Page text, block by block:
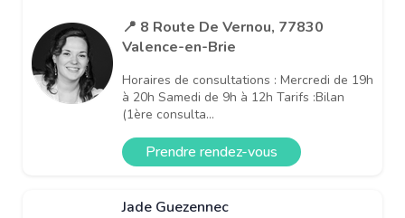
📍 8 Route De Vernou, 77830
Valence-en-Brie
Horaires de consultations : Mercredi de 19h
à 20h Samedi de 9h à 12h Tarifs :Bilan
(1ère consulta...
Prendre rendez-vous
Jade Guezennec